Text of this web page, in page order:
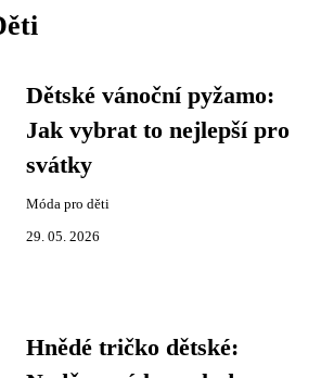
Dětské vánoční pyžamo:
Jak vybrat to nejlepší pro
svátky
Móda pro děti
29. 05. 2026
Hnědé tričko dětské: